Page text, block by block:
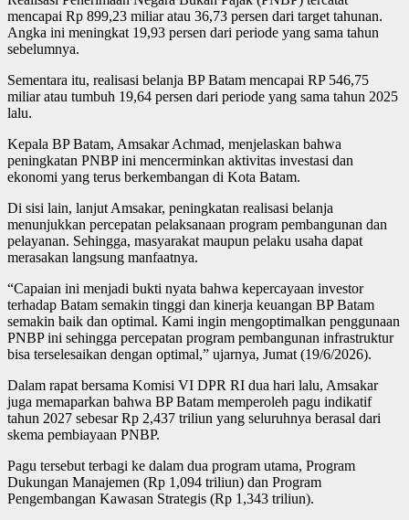
mencapai Rp 899,23 miliar atau 36,73 persen dari target tahunan.
Angka ini meningkat 19,93 persen dari periode yang sama tahun
sebelumnya.
Sementara itu, realisasi belanja BP Batam mencapai RP 546,75
miliar atau tumbuh 19,64 persen dari periode yang sama tahun 2025
lalu.
Kepala BP Batam, Amsakar Achmad, menjelaskan bahwa
peningkatan PNBP ini mencerminkan aktivitas investasi dan
ekonomi yang terus berkembangan di Kota Batam.
Di sisi lain, lanjut Amsakar, peningkatan realisasi belanja
menunjukkan percepatan pelaksanaan program pembangunan dan
pelayanan. Sehingga, masyarakat maupun pelaku usaha dapat
merasakan langsung manfaatnya.
“Capaian ini menjadi bukti nyata bahwa kepercayaan investor
terhadap Batam semakin tinggi dan kinerja keuangan BP Batam
semakin baik dan optimal. Kami ingin mengoptimalkan penggunaan
PNBP ini sehingga percepatan program pembangunan infrastruktur
bisa terselesaikan dengan optimal,” ujarnya, Jumat (19/6/2026).
Dalam rapat bersama Komisi VI DPR RI dua hari lalu, Amsakar
juga memaparkan bahwa BP Batam memperoleh pagu indikatif
tahun 2027 sebesar Rp 2,437 triliun yang seluruhnya berasal dari
skema pembiayaan PNBP.
Pagu tersebut terbagi ke dalam dua program utama, Program
Dukungan Manajemen (Rp 1,094 triliun) dan Program
Pengembangan Kawasan Strategis (Rp 1,343 triliun).